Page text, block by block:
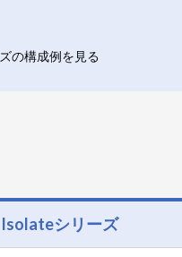
の構成例を見る
Isolateシリーズ